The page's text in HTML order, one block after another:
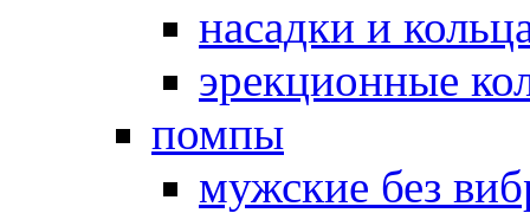
насадки и
эрекционные
помпы
мужские без